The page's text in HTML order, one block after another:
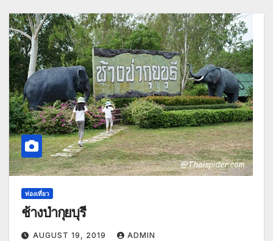
ท่องเที่ยว
ช้างป่ากุยบุรี
AUGUST 19, 2019 ADMIN